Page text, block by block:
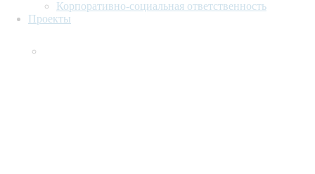
Корпоративно-социальная ответственность
Проекты